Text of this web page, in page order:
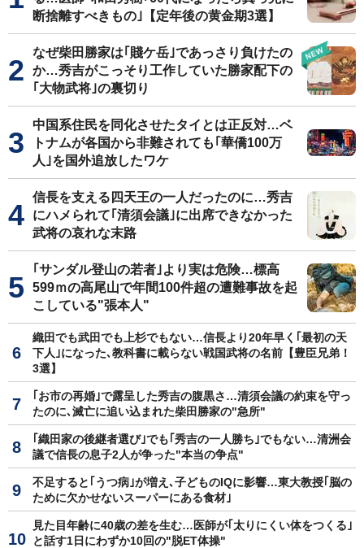
断捨離すべきもの｣【定年後の黄金期3選】
なぜ柴田勝家は｢賤ケ岳｣であっさり負けたの
か…秀吉がこっそり工作していた勝家配下の
｢大物武将｣の裏切り
中国系住民を同化させたタイとは正反対…ベ
トナムが各国から非難されても｢華僑100万
人｣を国外追放したワケ
信長を支える四天王の一人だったのに…秀吉
にハメられて｢清須会議｣に出席できなかった
武将の哀れな末路
｢サンダル登山の若者｣より実は危険…標高
599ｍの高尾山で年間100件超の遭難事故を起
こしている"張本人"
織田でも武田でも上杉でもない…信長より20年早く｢最初の天
下人｣になった､教科書に載らない戦国武将の名前【豊臣兄弟！
3選】
｢お市の再婚｣で露呈した秀吉の腹黒さ…清須会議の約束を守っ
たのに､滅亡に追い込まれた柴田勝家の"急所"
｢織田家の後継者選び｣でも｢秀吉の一人勝ち｣でもない…清洲会
議で信長の息子2人が争った"本当の争点"
不足すると｢うつ病｣が増え､子どものIQに影響…東大教授｢脳の
ために欠かせないスーパーにある食材｣
見た目年齢に40歳の差を生む…医師が｢太りにくい体をつくる｣
と話す1日にわずか10回の"脱ET体操"